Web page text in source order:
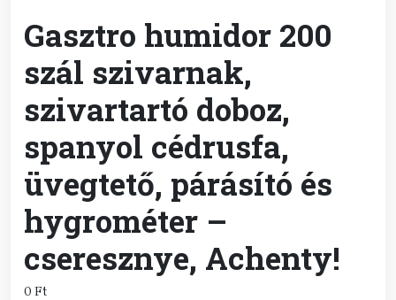
Gasztro humidor 200
szál szivarnak,
szivartartó doboz,
spanyol cédrusfa,
üvegtető, párásító és
hygrométer –
cseresznye, Achenty!
0 Ft